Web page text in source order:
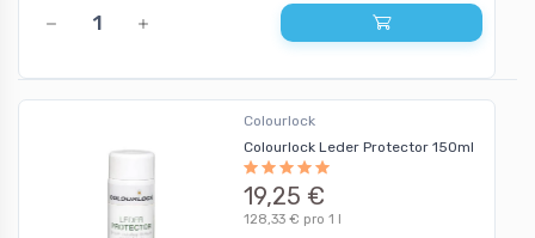
Colourlock
Colourlock Leder Protector 150ml
19,25 €
128,33 € pro 1 l